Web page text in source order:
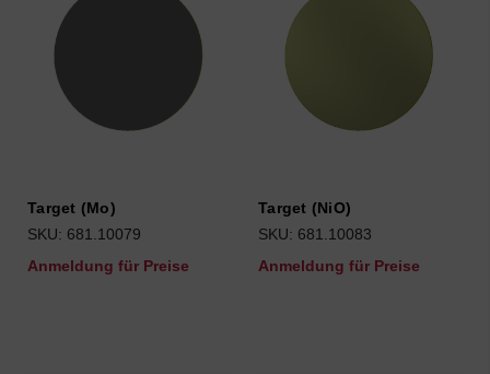
Target (Mo)
SKU: 681.10079
Anmeldung für Preise
Target (NiO)
SKU: 681.10083
Anmeldung für Preise